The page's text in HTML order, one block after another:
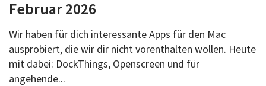
Februar 2026
Wir haben für dich interessante Apps für den Mac
ausprobiert, die wir dir nicht vorenthalten wollen. Heute
mit dabei: DockThings, Openscreen und für
angehende...